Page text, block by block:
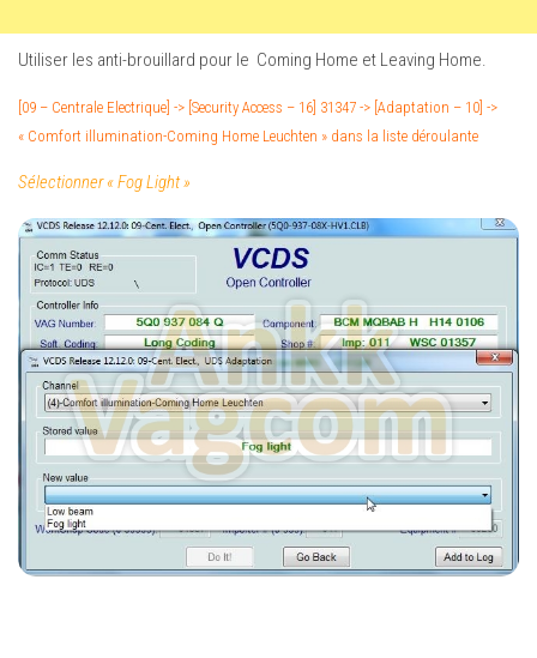
Utiliser les anti-brouillard pour le Coming Home et Leaving Home.
[09 – Centrale Electrique] -> [Security Access – 16] 31347 -> [Adaptation – 10] ->
« Comfort illumination-Coming Home Leuchten » dans la liste déroulante
Sélectionner « Fog Light »